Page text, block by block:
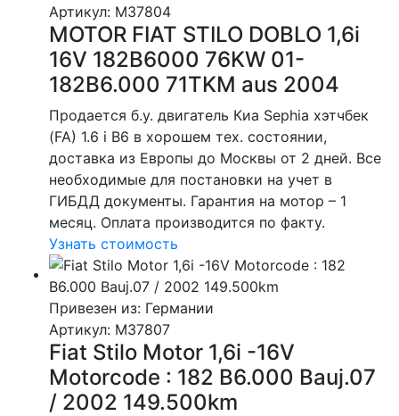
Артикул: M37804
MOTOR FIAT STILO DOBLO 1,6i
16V 182B6000 76KW 01-
182B6.000 71TKM aus 2004
Продается б.у. двигатель Киа Sephia хэтчбек
(FA) 1.6 i B6 в хорошем тех. состоянии,
доставка из Европы до Москвы от 2 дней. Все
необходимые для постановки на учет в
ГИБДД документы. Гарантия на мотор – 1
месяц. Оплата производится по факту.
Узнать стоимость
Привезен из: Германии
Артикул: M37807
Fiat Stilo Motor 1,6i -16V
Motorcode : 182 B6.000 Bauj.07
/ 2002 149.500km